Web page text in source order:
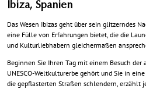
Ibiza, Spanien
Das Wesen Ibizas geht über sein glitzerndes
eine Fülle von Erfahrungen bietet, die die
und Kulturliebhabern gleichermaßen
Beginnen Sie Ihren Tag mit einem Besuch
UNESCO-Weltkulturerbe gehört und Sie in
die gepflasterten Straßen schlendern, erzählt